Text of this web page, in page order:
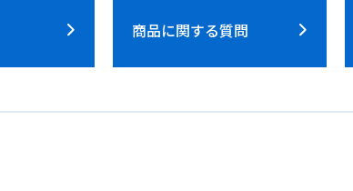
商品に関する質問